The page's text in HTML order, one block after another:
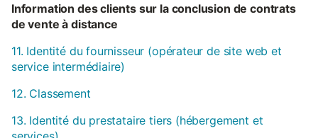
Information des clients sur la conclusion de contrats
de vente à distance
11. Identité du fournisseur (opérateur de site web et
service intermédiaire)
12. Classement
13. Identité du prestataire tiers (hébergement et